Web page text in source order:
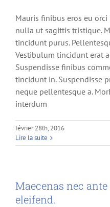
Mauris finibus eros eu
nulla ut sagittis tristique.
tincidunt purus.
Vestibulum tincidunt erat
Suspendisse finibus
tincidunt in. Suspendisse
neque pellentesque a.
interdum
février 28th, 2016
Lire la suite
Maecenas nec
eleifend.